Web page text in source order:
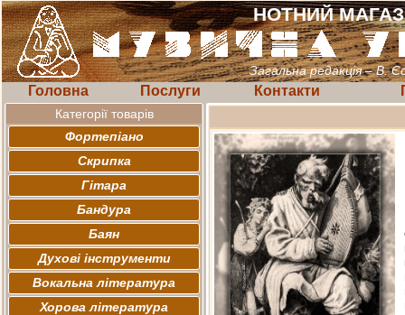
НОТНИЙ
Загальна редакція – В.
Головна Послуги Контакти
Категорії товарів
Фортепіано
Скрипка
Гітара
Бандура
Баян
Духові інструменти
Вокальна література
Хорова література